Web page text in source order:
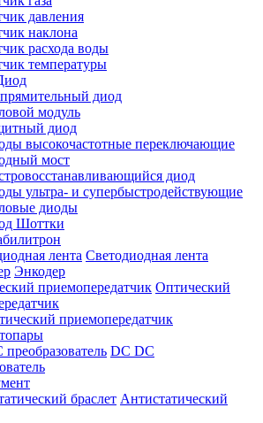
давления
наклона
расхода воды
температуры
диод
модуль
диод
высокочастотные переключающие
мост
диод
ультра- и супербыстродействующие
диоды
Шоттки
Светодиодная лента
Энкодер
Оптический
приемопередатчик
DC DC
Антистатический